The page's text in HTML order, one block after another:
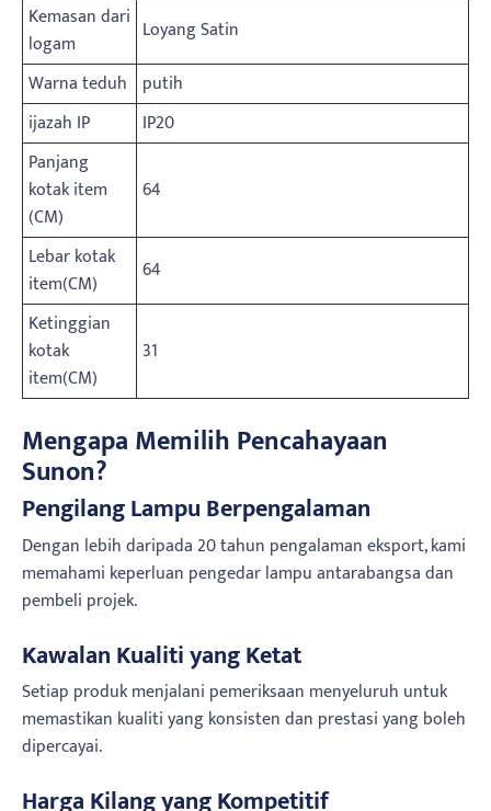
Kemasan dari
logam
Loyang Satin
Warna teduh putih
ijazah IP
IP20
Panjang
kotak item
(CM)
64
Lebar kotak
item(CM)
64
Ketinggian
kotak
item(CM)
31
Mengapa Memilih Pencahayaan
Sunon?
Pengilang Lampu Berpengalaman
Dengan lebih daripada 20 tahun pengalaman eksport, kami
memahami keperluan pengedar lampu antarabangsa dan
pembeli projek.
Kawalan Kualiti yang Ketat
Setiap produk menjalani pemeriksaan menyeluruh untuk
memastikan kualiti yang konsisten dan prestasi yang boleh
dipercayai.
Harga Kilang yang Kompetitif